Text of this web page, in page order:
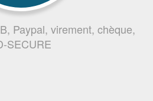
Paypal, virement, chèque,
SECURE